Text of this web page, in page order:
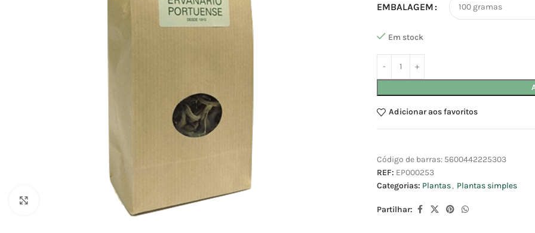
EMBALAGEM
Em stock
Adicionar aos favoritos
Código de barras: 5600442225303
REF: EP000253
Categorias: Plantas, Plantas simples
Partilhar: